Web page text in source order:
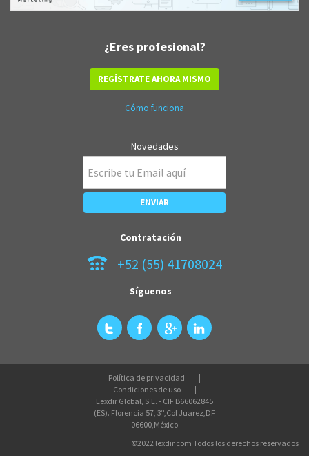
¿Eres profesional?
REGÍSTRATE AHORA MISMO
Cómo funciona
Novedades
Contratación
+52 (55) 41708024
Síguenos
Política de privacidad
Condiciones de uso
Lexdir Global, S.L. - CIF B66062845
(ES). Florencia 57, 3º,Col Juarez,DF
06600,México
©2022 lexdir.com Todos los derechos reservados